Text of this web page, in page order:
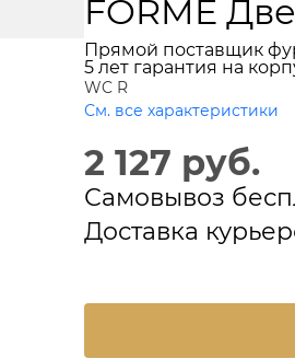
FORME
Прямой поставщик
5 лет гарантия на
WC R
См. все характеристики
2 127 руб.
Самовывоз
Доставка